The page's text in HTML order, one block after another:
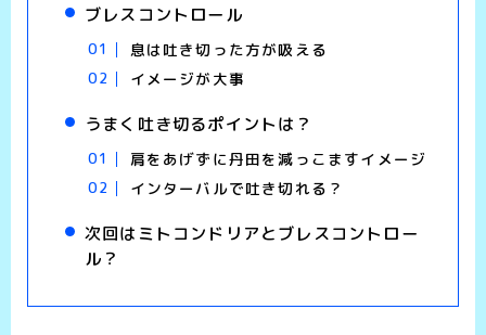
ブレスコントロール
息は吐き切った方が吸える
イメージが大事
うまく吐き切るポイントは？
肩をあげずに丹田を減っこますイメージ
インターバルで吐き切れる？
次回はミトコンドリアとブレスコントロー
ル？